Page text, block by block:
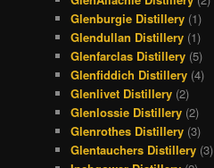
Glenburgie Distillery (1)
Glendullan Distillery (1)
Glenfarclas Distillery (5)
Glenfiddich Distillery (4)
Glenlivet Distillery (2)
Glenlossie Distillery (2)
Glenrothes Distillery (3)
Glentauchers Distillery (3)